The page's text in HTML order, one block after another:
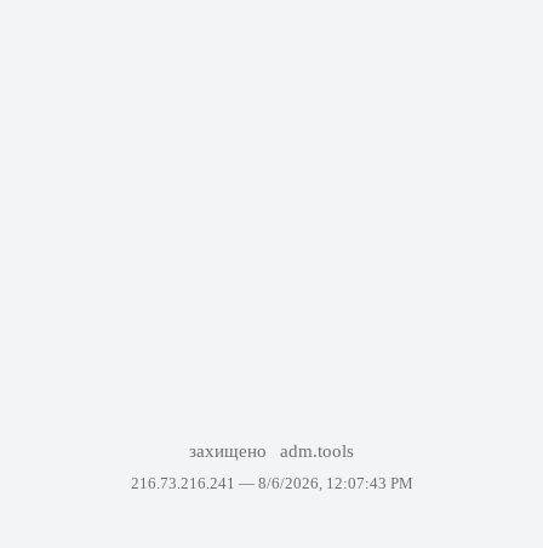
захищено adm.tools
216.73.216.241 — 8/6/2026, 12:07:43 PM